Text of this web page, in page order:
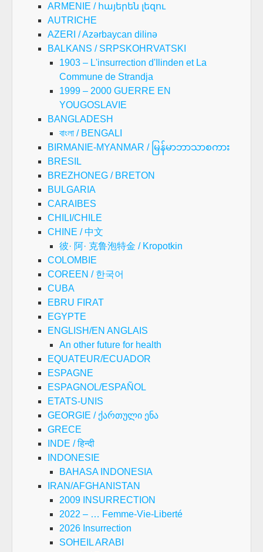
ARMENIE / հայերեն լեզու
AUTRICHE
AZERI / Azərbaycan dilinə
BALKANS / SRPSKOHRVATSKI
1903 – L'insurrection d'Ilinden et La
Commune de Strandja
1999 – 2000 GUERRE EN
YOUGOSLAVIE
BANGLADESH
বাংলা / BENGALI
BIRMANIE-MYANMAR / မြန်မာဘာသာစကား
BRESIL
BREZHONEG / BRETON
BULGARIA
CARAIBES
CHILI/CHILE
CHINE / 中文
彼· 阿· 克鲁泡特金 / Kropotkin
COLOMBIE
COREEN / 한국어
CUBA
EBRU FIRAT
EGYPTE
ENGLISH/EN ANGLAIS
An other future for health
EQUATEUR/ECUADOR
ESPAGNE
ESPAGNOL/ESPAÑOL
ETATS-UNIS
GEORGIE / ქართული ენა
GRECE
INDE / हिन्दी
INDONESIE
BAHASA INDONESIA
IRAN/AFGHANISTAN
2009 INSURRECTION
2022 – … Femme-Vie-Liberté
2026 Insurrection
SOHEIL ARABI